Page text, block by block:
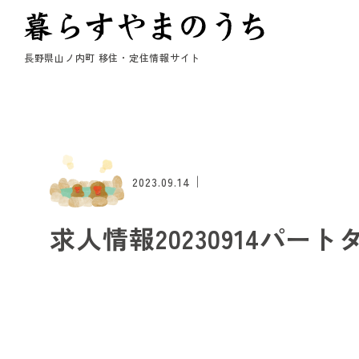
長野県山ノ内町 移住・定住情報サイト
2023.09.14 ｜
求人情報20230914パート